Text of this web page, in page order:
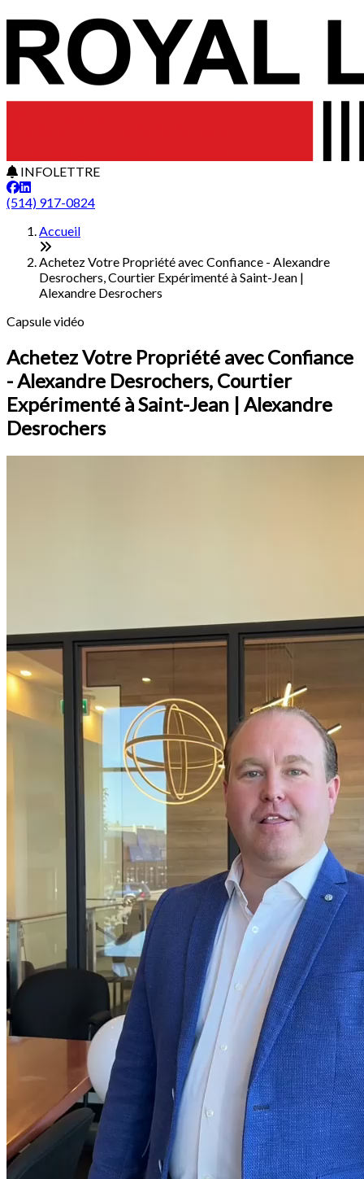
INFOLETTRE
(514) 917-0824
Accueil
Achetez Votre Propriété avec Confiance - Alexandre
Desrochers, Courtier Expérimenté à Saint-Jean |
Alexandre Desrochers
Capsule vidéo
Achetez Votre Propriété avec Confiance
- Alexandre Desrochers, Courtier
Expérimenté à Saint-Jean | Alexandre
Desrochers